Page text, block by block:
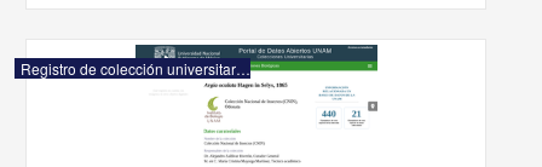
Registro de colección universitaria